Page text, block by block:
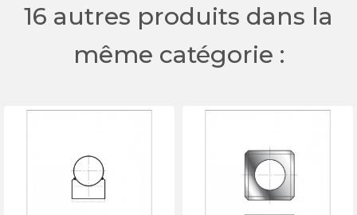
16 autres produits dans la
même catégorie :